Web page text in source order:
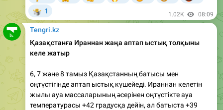
Tengri.kz
Қазақстанға Ираннан жаңа аптап ыстық толқыны
келе жатыр
6, 7 және 8 тамыз Қазақстанның батысы мен
жылы ауа массаларының әсерінен оңтүстікте ауа
температурасы +42 градусқа дейін, ал батыста +39
градусқа дейін көтеріледі.